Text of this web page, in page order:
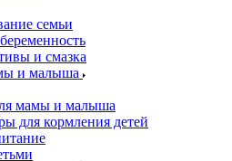
семьи
и смазка
и малыша
мамы и малыша
для кормления детей